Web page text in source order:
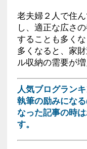
老夫婦２人で住
し、適正な広さ
することも多く
多くなると、家
ル収納の需要が
人気ブログラン
執筆の励みにな
なった記事の時
す。